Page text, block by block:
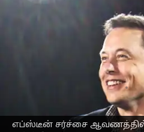
எப்ஸ்டீன் சர்ச்சை
எப்ஸ்டீன்
ஆவணத்தில்
சிஇஓ பெயர்;
மஸ்க் உடனடி
Sekar Chinnappan
செய்தி முன்னோட்டம்